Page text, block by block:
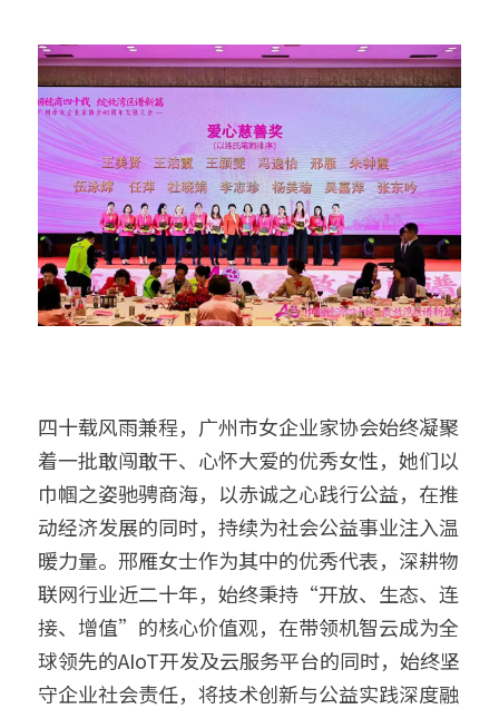
四十载风雨兼程，广州市女企业家协会始终凝聚
着一批敢闯敢干、心怀大爱的优秀女性，她们以
巾帼之姿驰骋商海，以赤诚之心践行公益，在推
动经济发展的同时，持续为社会公益事业注入温
暖力量。邢雁女士作为其中的优秀代表，深耕物
联网行业近二十年，始终秉持“开放、生态、连
接、增值”的核心价值观，在带领机智云成为全
球领先的AIoT开发及云服务平台的同时，始终坚
守企业社会责任，将技术创新与公益实践深度融